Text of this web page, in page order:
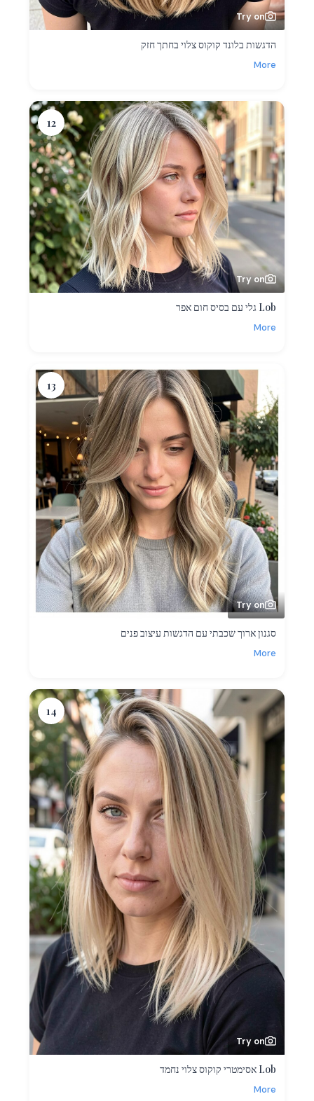
Try on
הדגשות בלונד קוקוס צלוי בחתך חזק
More
12
Try on
Lob גלי עם בסיס חום אפר
More
13
Try on
סגנון ארוך שכבתי עם הדגשות עיצוב פנים
More
14
Try on
Lob אסימטרי קוקוס צלוי נחמד
More